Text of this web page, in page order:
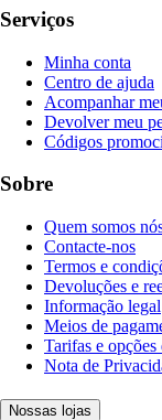
Serviços
Minha conta
Centro de ajuda
Acompanhar
Devolver meu
Códigos
Sobre
Quem somos
Contacte-nos
Termos e
Devoluções e
Informação legal
Meios de
Tarifas e
Nota de
Nossas lojas